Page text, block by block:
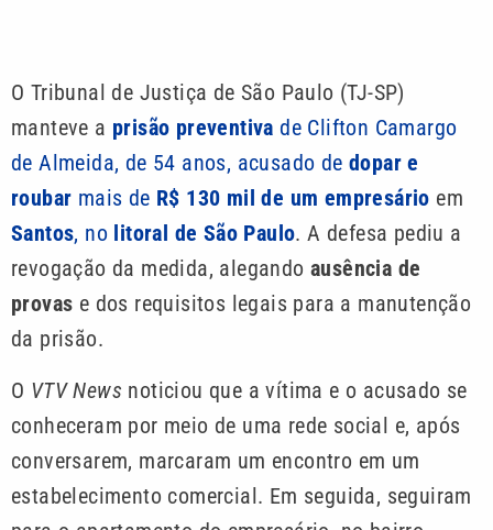
O Tribunal de Justiça de São Paulo (TJ-SP)
manteve a prisão preventiva de Clifton Camargo
de Almeida, de 54 anos, acusado de dopar e
roubar mais de R$ 130 mil de um empresário em
Santos, no litoral de São Paulo. A defesa pediu a
revogação da medida, alegando ausência de
provas e dos requisitos legais para a manutenção
da prisão.
O VTV News noticiou que a vítima e o acusado se
conheceram por meio de uma rede social e, após
conversarem, marcaram um encontro em um
estabelecimento comercial. Em seguida, seguiram